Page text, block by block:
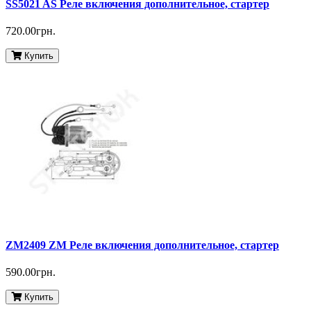
SS5021 AS Реле включения дополнительное, стартер
720.00грн.
Купить
ZM2409 ZM Реле включения дополнительное, стартер
590.00грн.
Купить